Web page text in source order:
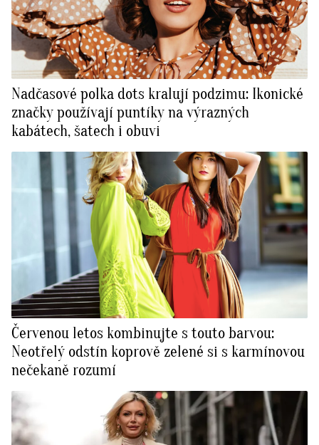
Nadčasové polka dots kralují podzimu: Ikonické
značky používají puntíky na výrazných
kabátech, šatech i obuvi
Červenou letos kombinujte s touto barvou:
Neotřelý odstín koprově zelené si s karmínovou
nečekaně rozumí